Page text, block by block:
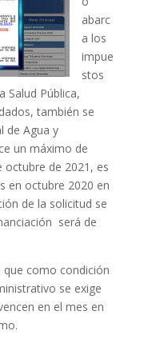
abarc
a los
impue
stos
Salud Pública,
también se
de Agua y
un máximo de
octubre de 2021, es
en octubre 2020 en
de la solicitud se
será de
que como condición
se exige
en el mes en